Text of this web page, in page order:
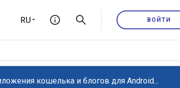
RU ВОЙТИ
кошелька и блогов для Android...